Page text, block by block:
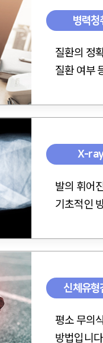
병력청
질환의 정
질환 여부
X-
발의 휘어
기초적인
신체유형
평소 무의
방법입니